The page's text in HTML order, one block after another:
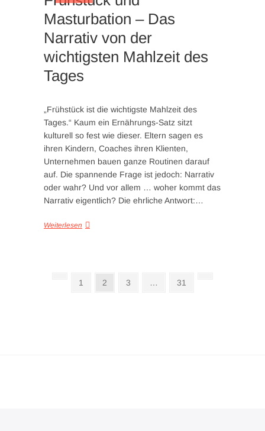
Masturbation – Das
Narrativ von der
wichtigsten Mahlzeit des
Tages
„Frühstück ist die wichtigste Mahlzeit des
Tages.“ Kaum ein Ernährungs-Satz sitzt
kulturell so fest wie dieser. Eltern sagen es
ihren Kindern, Coaches ihren Klienten,
Unternehmen bauen ganze Routinen darauf
auf. Die spannende Frage ist jedoch: Narrativ
oder wahr? Und vor allem … woher kommt das
Narrativ eigentlich? Die ehrliche Antwort:…
Weiterlesen
1 2 3 … 31